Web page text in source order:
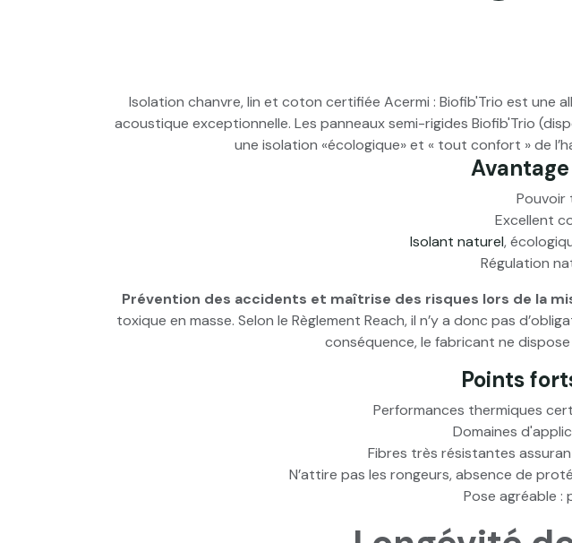
Isolation chanvre, lin et coton certifiée Acermi : Biofib'Trio est
acoustique exceptionnelle. Les panneaux semi-rigides Biofib'Trio
une isolation «écologique» et « tout confort » de
Avantage
Pouvoir
Excellent
Isolant naturel,
Régulation
Prévention des accidents et maîtrise des risques lors de la
toxique en masse. Selon le Règlement Reach, il n’y a donc pas
conséquence, le fabricant ne dispose
Points
Performances thermiques
Domaines
Fibres très résistantes
N’attire pas les rongeurs, absence de
Pose agréable